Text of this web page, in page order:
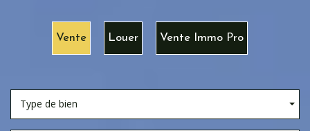
Vente Louer Vente Immo Pro
Type de bien